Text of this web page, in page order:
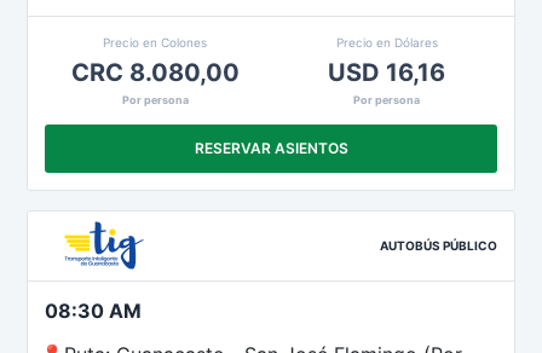
Precio en Colones
CRC 8.080,00
Por persona
Precio en Dólares
USD 16,16
Por persona
RESERVAR ASIENTOS
AUTOBÚS PÚBLICO
08:30 AM